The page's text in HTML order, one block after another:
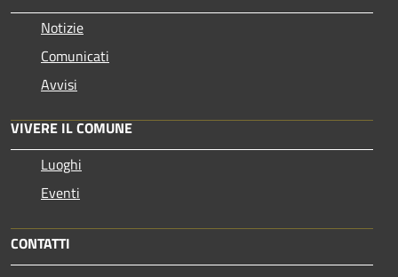
Notizie
Comunicati
Avvisi
VIVERE IL COMUNE
Luoghi
Eventi
CONTATTI